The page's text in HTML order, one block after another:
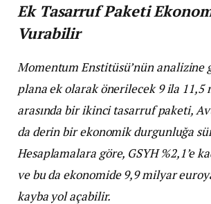
Ek Tasarruf Paketi
Vurabilir
Momentum Enstitüsü’nün analizine
plana ek olarak önerilecek 9 ila 11,5
arasında bir ikinci tasarruf paketi,
da derin bir ekonomik durgunluğa
Hesaplamalara göre, GSYH %2,1’e
ve bu da ekonomide 9,9 milyar
kayba yol açabilir.